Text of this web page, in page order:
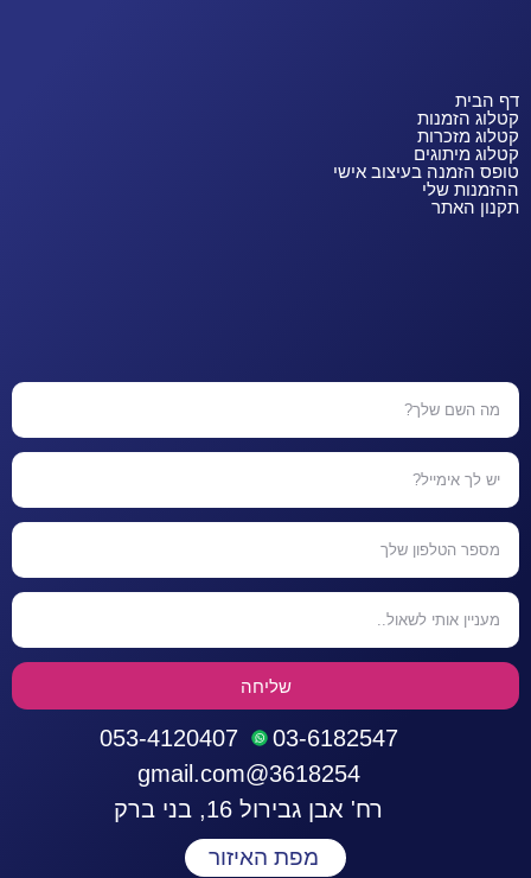
דף הבית
קטלוג הזמנות
קטלוג מזכרות
קטלוג מיתוגים
טופס הזמנה בעיצוב אישי
ההזמנות שלי
תקנון האתר
שליחה
03-6182547
053-4120407
3618254@gmail.com
רח' אבן גבירול 16, בני ברק
מפת האיזור